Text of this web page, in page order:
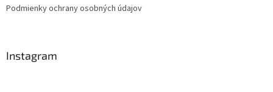
Podmienky ochrany osobných údajov
Instagram